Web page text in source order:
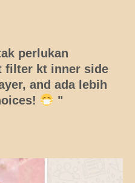
perlukan
filter kt inner side
and ada lebih
"